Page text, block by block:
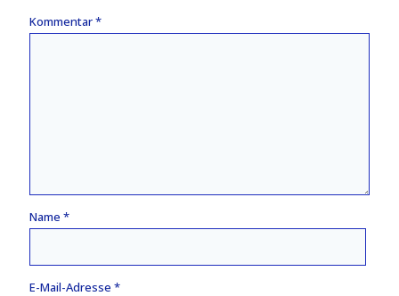
Kommentar*
Name *
E-Mail-Adresse *